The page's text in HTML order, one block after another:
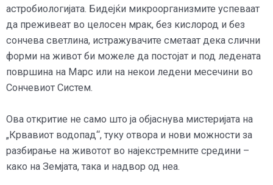
астробиологијата. Бидејќи микроорганизмите успеваат
да преживеат во целосен мрак, без кислород и без
сончева светлина, истражувачите сметаат дека слични
форми на живот би можеле да постојат и под ледената
површина на Марс или на некои ледени месечини во
Сончевиот Систем.
Ова откритие не само што ја објаснува мистеријата на
„Крвавиот водопад“, туку отвора и нови можности за
разбирање на животот во најекстремните средини –
како на Земјата, така и надвор од неа.